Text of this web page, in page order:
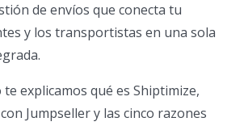
de envíos que conecta tu
y los transportistas en una sola
explicamos qué es Shiptimize,
Jumpseller y las cinco razones